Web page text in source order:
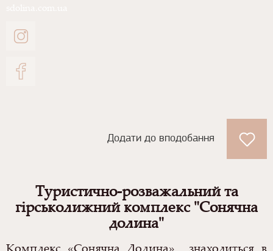
Додати до вподобання
Туристично-розважальний та
гірськолижний комплекс "Сонячна
долина"